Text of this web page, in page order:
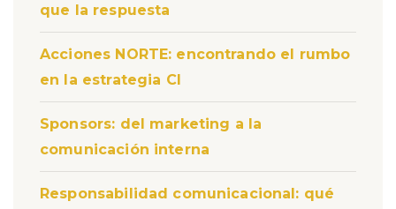
que la respuesta
Acciones NORTE: encontrando el rumbo
en la estrategia CI
Sponsors: del marketing a la
comunicación interna
Responsabilidad comunicacional: qué